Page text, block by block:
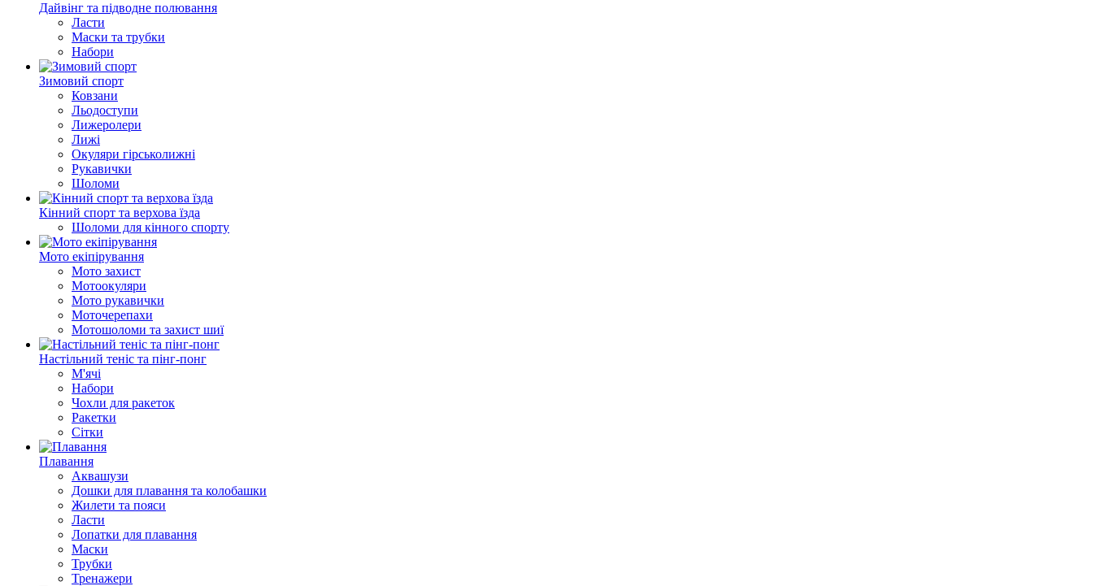
Дайвінг та підводне полювання
Ласти
Маски та трубки
Набори
Зимовий спорт
Ковзани
Льодоступи
Лижеролери
Лижі
Окуляри гірськолижні
Рукавички
Шоломи
Кінний спорт та верхова їзда
Шоломи для кінного спорту
Мото екіпірування
Мото захист
Мотоокуляри
Мото рукавички
Моточерепахи
Мотошоломи та захист шиї
Настільний теніс та пінг-понг
М'ячі
Набори
Чохли для ракеток
Ракетки
Сітки
Плавання
Аквашузи
Дошки для плавання та колобашки
Жилети та пояси
Ласти
Лопатки для плавання
Маски
Трубки
Тренажери